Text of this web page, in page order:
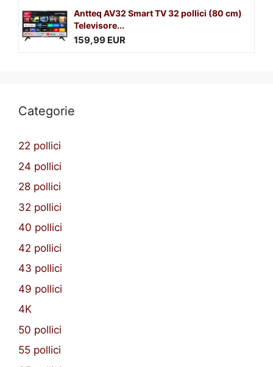
Antteq AV32 Smart TV 32 pollici (80 cm)
Televisore...
159,99 EUR
Categorie
22 pollici
24 pollici
28 pollici
32 pollici
40 pollici
42 pollici
43 pollici
49 pollici
4K
50 pollici
55 pollici